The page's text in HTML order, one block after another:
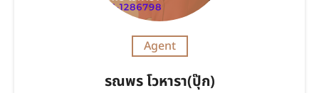
Agent
รณพร โวหารา(ปุ๊ก)